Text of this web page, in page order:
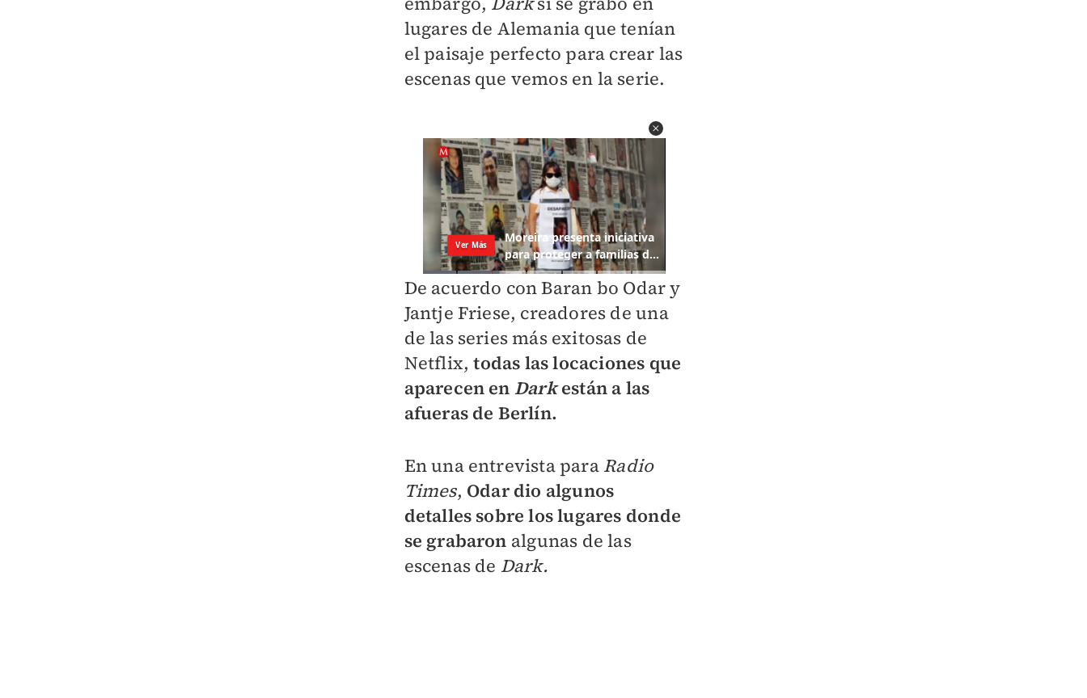
lugares de Alemania que tenían
el paisaje perfecto para crear las
escenas que vemos en la serie.
De acuerdo con Baran bo Odar y
Jantje Friese, creadores de una
de las series más exitosas de
Netflix,todas las locaciones que
aparecen en Darkestán a las
afueras de Berlín.
En una entrevista para Radio
Times, Odar dio algunos
detalles sobre los lugares donde
se grabaron algunas de las
escenas de Dark.